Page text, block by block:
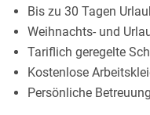
Bis zu 30 Tagen
Weihnachts- und
Tariflich geregelte
Kostenlose
Persönliche